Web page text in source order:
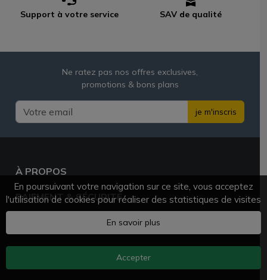
Support à votre service SAV de qualité
Ne ratez pas nos offres exclusives,
promotions & bons plans
je m'inscris
À PROPOS
PAIEMENT & SÉCURITÉ
© 2025 - 2026 Tous droits réservés
En poursuivant votre navigation sur ce site, vous acceptez
l'utilisation de cookies pour réaliser des statistiques de visites
En savoir plus
Accepter